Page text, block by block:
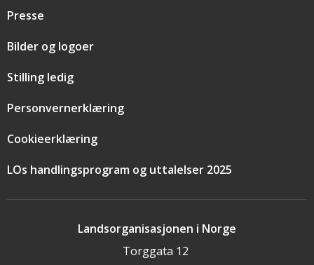
Landsorganisasjonen i Norge
Torggata 12
Presse
Bilder og logoer
Stilling ledig
Personvernerklæring
Cookieerklæring
LOs handlingsprogram og uttalelser 2025